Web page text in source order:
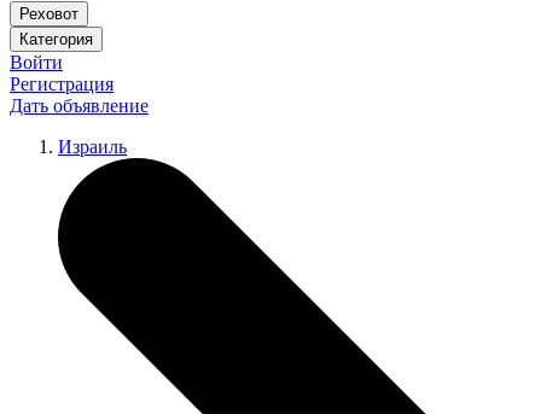
Реховот
Категория
Войти
Регистрация
Дать объявление
Израиль